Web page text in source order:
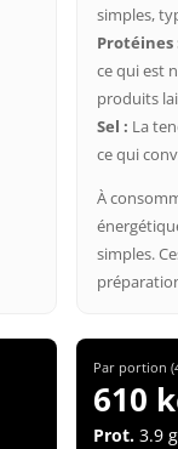
simples,
Protéines
ce qui est
produits
Sel : La
ce qui
À
simples.
Par portion
610
Prot. 3.9